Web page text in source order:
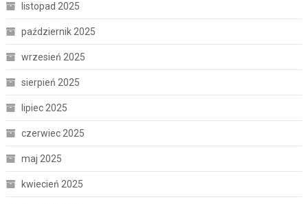
listopad 2025
październik 2025
wrzesień 2025
sierpień 2025
lipiec 2025
czerwiec 2025
maj 2025
kwiecień 2025